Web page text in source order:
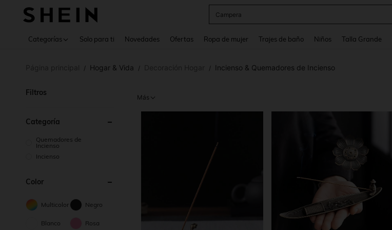
Campera
Categorías Solo para ti Novedades Ofertas Ropa de mujer Trajes de baño Niños Talla Grande
/ Hogar & Vida / / Incienso & Quemadores de Incienso
Filtros
Categoría
Quemadores de
Incienso
Incienso
Color
Multicolor Negro
Blanco Rosa
Más